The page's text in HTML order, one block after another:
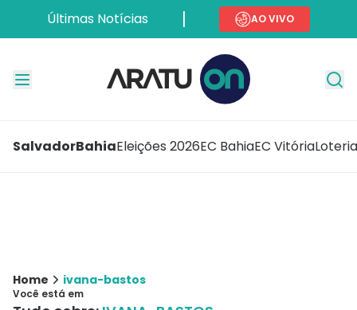
Últimas Notícias AO VIVO
SalvadorBahiaEleições 2026EC BahiaEC Vitória
Home ivana-bastos
Você está em